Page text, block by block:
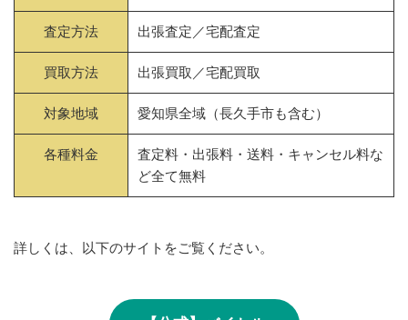
査定方法 出張査定／宅配査定
買取方法 出張買取／宅配買取
対象地域 愛知県全域（長久手市も含む）
各種料金
査定料・出張料・送料・キャンセル料な
ど全て無料
詳しくは、以下のサイトをご覧ください。